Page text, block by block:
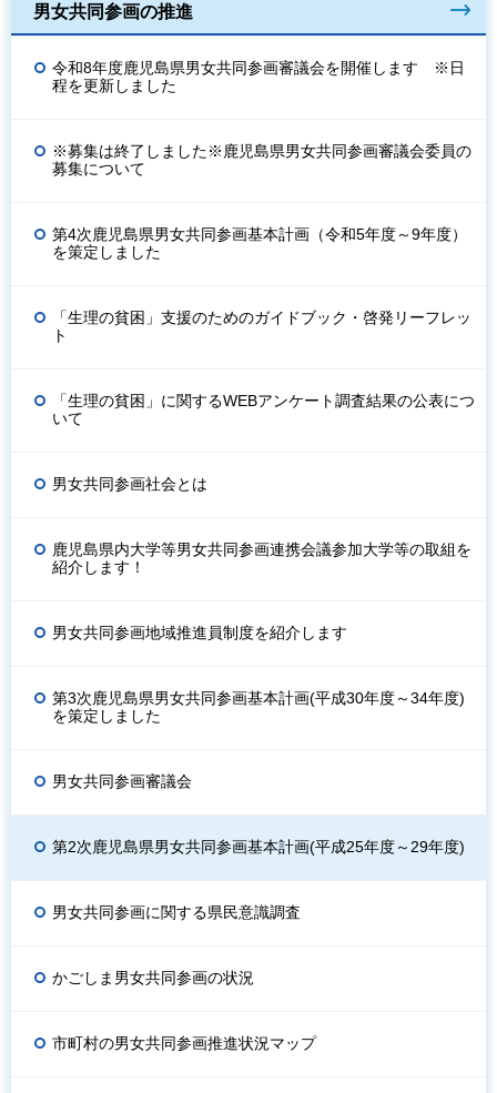
男女共同参画の推進
令和8年度鹿児島県男女共同参画審議会を開催します ※日
程を更新しました
※募集は終了しました※鹿児島県男女共同参画審議会委員の
募集について
第4次鹿児島県男女共同参画基本計画（令和5年度～9年度）
を策定しました
「生理の貧困」支援のためのガイドブック・啓発リーフレッ
ト
「生理の貧困」に関するWEBアンケート調査結果の公表につ
いて
男女共同参画社会とは
鹿児島県内大学等男女共同参画連携会議参加大学等の取組を
紹介します！
男女共同参画地域推進員制度を紹介します
第3次鹿児島県男女共同参画基本計画(平成30年度～34年度)
を策定しました
男女共同参画審議会
第2次鹿児島県男女共同参画基本計画(平成25年度～29年度)
男女共同参画に関する県民意識調査
かごしま男女共同参画の状況
市町村の男女共同参画推進状況マップ